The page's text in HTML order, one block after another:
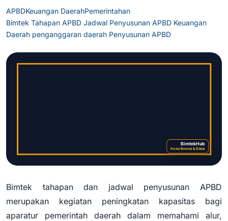
APBDKeuangan DaerahPemerintahan
Bimtek Tahapan APBD Jadwal Penyusunan APBD Keuangan
Daerah penganggaran daerah Penyusunan APBD
Bimtek Tahapan dan Jadwal
Penyusunan APBD
BimtekHub
Portal Bimtek & Diklat
Bimtek tahapan dan jadwal penyusunan APBD
merupakan kegiatan peningkatan kapasitas bagi
aparatur pemerintah daerah dalam memahami alur,